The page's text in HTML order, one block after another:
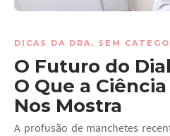
DICAS DA DRA, SEM
O Futuro do
O Que a
Nos Mostra
A profusão de manchetes